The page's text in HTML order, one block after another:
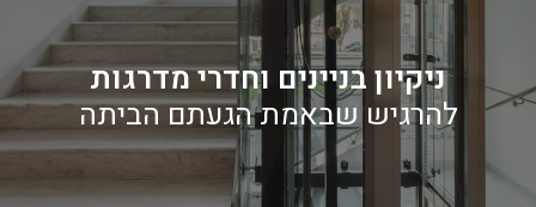
ניקיון בניינים וחדרי מדרגות
להרגיש שבאמת הגעתם הביתה